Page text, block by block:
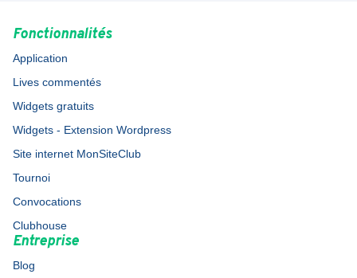
Fonctionnalités
Application
Lives commentés
Widgets gratuits
Widgets - Extension Wordpress
Site internet MonSiteClub
Tournoi
Convocations
Clubhouse
Entreprise
Blog